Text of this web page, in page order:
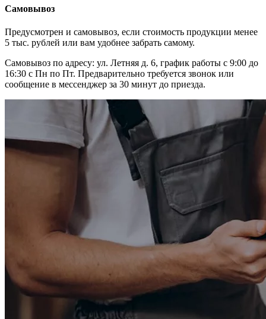
Самовывоз
Предусмотрен и самовывоз, если стоимость продукции менее
5 тыс. рублей или вам удобнее забрать самому.
Самовывоз по адресу: ул. Летняя д. 6, график работы с 9:00 до
16:30 с Пн по Пт. Предварительно требуется звонок или
сообщение в мессенджер за 30 минут до приезда.